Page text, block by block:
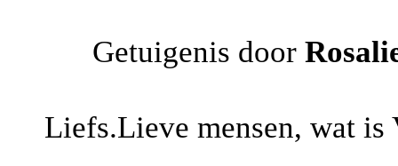
Getuigenis door
Liefs.Lieve mensen, wat is